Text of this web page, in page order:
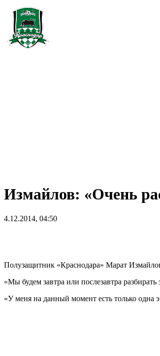
Измайлов: «Очень
4.12.2014, 04:50
Полузащитник «Краснодара» Марат
«Мы будем завтра или послезавтра
«У меня на данный момент есть только